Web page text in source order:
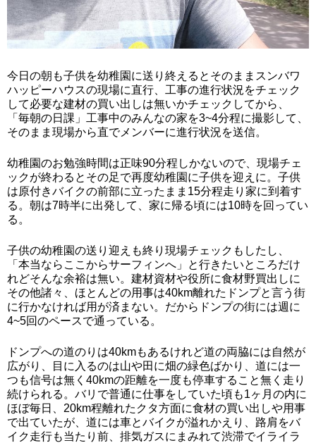
今日の朝も子供を幼稚園に送り終えるとそのままスンバワ
ハッピーハウスの現場に直行、工事の進行状況をチェック
して必要な建材の買い出しは無いかチェックしてから、
「毎朝の日課」工事中のみんなの家を3~4分程に撮影して、
そのまま現場から直でメンバーに進行状況を送信。
幼稚園のお勉強時間は正味90分程しかないので、現場チェ
ックが終わるとその足で再度幼稚園に子供を迎えに。子供
は原付きバイクの前部に立ったまま15分程走り家に到着す
る。朝は7時半に出発して、家に帰る頃には10時を回ってい
る。
子供の幼稚園の送り迎えも終り現場チェックもしたし、
「本当ならここからサーフィンへ」と行きたいところだけ
れどそんな余裕は無い。建材資材や役所に食材野買出しに
その他諸々、ほとんどの用事は40km離れたドンプと言う街
に行かなければ用が済まない。だからドンプの街には週に
4~5回のペースで通っている。
ドンプへの道のりは40kmもあるけれど道の両脇には自然が
広がり、目に入るのは山や田に畑の緑色ばかり、道には一
つも信号は無く40kmの距離を一度も停車すること無く走り
続けられる。バリで普通に仕事をしていた頃も1ヶ月の内に
ほぼ毎日、20km程離れたクタ方面に食材の買い出しや用事
で出ていたが、道には車とバイクが溢れかえり、路肩をバ
イク走行も当たり前、排気ガスにまみれて渋滞でイライラ